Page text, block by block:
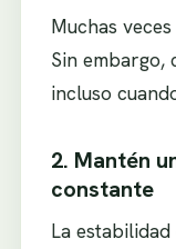
Muchas
Sin embargo,
incluso
2. Mantén
constante
La